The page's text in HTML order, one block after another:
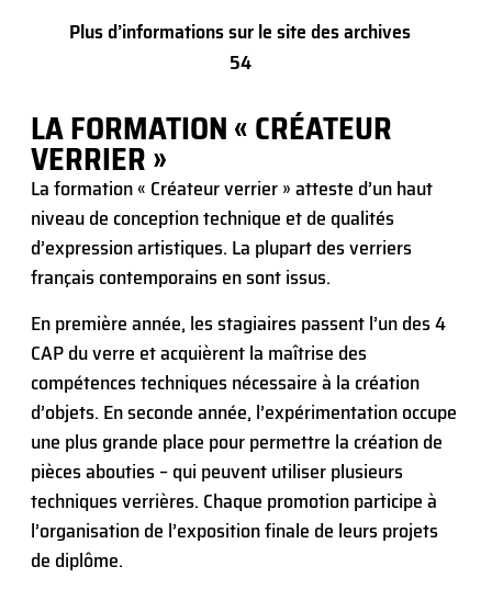
Plus d’informations sur le site des archives
54
LA FORMATION « CRÉATEUR
VERRIER »
La formation « Créateur verrier » atteste d’un haut
niveau de conception technique et de qualités
d’expression artistiques. La plupart des verriers
français contemporains en sont issus.
En première année, les stagiaires passent l’un des 4
CAP du verre et acquièrent la maîtrise des
compétences techniques nécessaire à la création
d’objets. En seconde année, l’expérimentation occupe
une plus grande place pour permettre la création de
pièces abouties – qui peuvent utiliser plusieurs
techniques verrières. Chaque promotion participe à
l’organisation de l’exposition finale de leurs projets
de diplôme.